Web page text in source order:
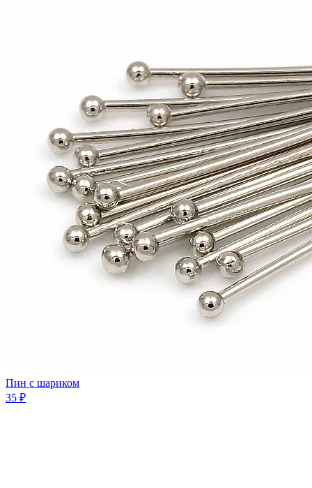
Пин с шариком
35 ₽